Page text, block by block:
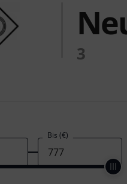
3
Bis (€)